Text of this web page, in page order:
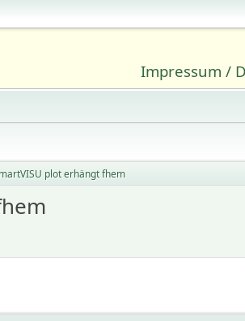
Impressum /
plot erhängt fhem